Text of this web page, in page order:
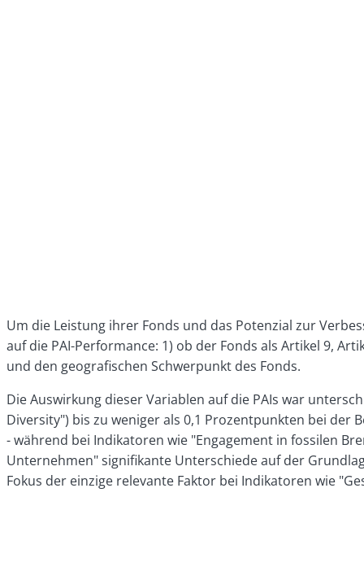
Um die Leistung ihrer Fonds und das Potenzial zur
auf die PAI-Performance: 1) ob der Fonds als Artikel 9,
und den geografischen Schwerpunkt des Fonds.
Die Auswirkung dieser Variablen auf die PAIs war
Diversity") bis zu weniger als 0,1 Prozentpunkten bei der
- während bei Indikatoren wie "Engagement in fossilen
Unternehmen" signifikante Unterschiede auf der
Fokus der einzige relevante Faktor bei Indikatoren wie